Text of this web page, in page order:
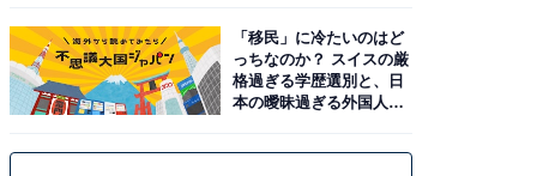
「移民」に冷たいのはど
っちなのか？ スイスの厳
格過ぎる学歴選別と、日
本の曖昧過ぎる外国人政